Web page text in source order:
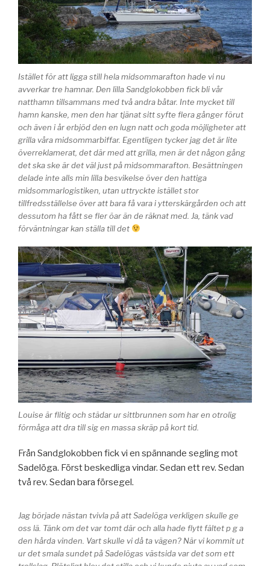
Istället för att ligga still hela midsommarafton hade vi nu
avverkar tre hamnar. Den lilla Sandglokobben fick bli vår
natthamn tillsammans med två andra båtar. Inte mycket till
hamn kanske, men den har tjänat sitt syfte flera gånger förut
och även i år erbjöd den en lugn natt och goda möjligheter att
grilla våra midsommarbiffar. Egentligen tycker jag det är lite
överreklamerat, det där med att grilla, men är det någon gång
det ska ske är det väl just på midsommarafton. Besättningen
delade inte alls min lilla besvikelse över den hattiga
midsommarlogistiken, utan uttryckte istället stor
tillfredsställelse över att bara få vara i ytterskärgården och att
dessutom ha fått se fler öar än de räknat med. Ja, tänk vad
förväntningar kan ställa till det
Louise är flitig och städar ur sittbrunnen som har en otrolig
förmåga att dra till sig en massa skräp på kort tid.
Från Sandglokobben fick vi en spännande segling mot
Sadelöga. Först beskedliga vindar. Sedan ett rev. Sedan
två rev. Sedan bara försegel.
Jag började nästan tvivla på att Sadelöga verkligen skulle ge
oss lä. Tänk om det var tomt där och alla hade flytt fältet p g a
den hårda vinden. Vart skulle vi då ta vägen? När vi kommit ut
ur det smala sundet på Sadelögas västsida var det som ett